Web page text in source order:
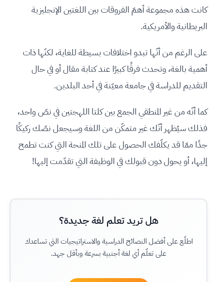
كانت هذه مجموعة أهمّ الفروقات بين اللغتين الإنجليزية
البريطانية والأمريكية.
على الرغم من أنّها تبدو اختلافات بسيطة للغاية، لكنّها ذات
أهمية بالغة، وتحدث فرقًا كبيرًا عند كتابة مقال أو في حال
التقديم للدراسة في جامعة معيّنة في أحد البلدين.
كما أنّه من غير المنطقي الجمع بين كلتا اللهجتين في نصّ واحد،
فذلك سيُظهر أنّك غير متمكّن من اللغة وسيجعل نصّك ركيكًا
جدًا ممّا قد يكلّفك الحصول على تلك المنحة التي كنت تطمح
إليها، أو يحول دون قبولك في الوظيفة التي تقدّمت إليها!
هل تريد تعلم لغة جديدة؟
اطلّع على أفضل النصائح الدراسية والاستراتيجيات التي تساعدك
على تعلّم أي لغة أجنبية بسرعة وبأقل جهد.